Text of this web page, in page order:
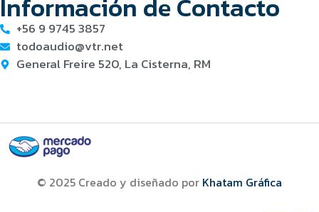
Información de Contacto
+56 9 9745 3857
todoaudio@vtr.net
General Freire 520, La Cisterna, RM
© 2025 Creado y diseñado por Khatam Gráfica